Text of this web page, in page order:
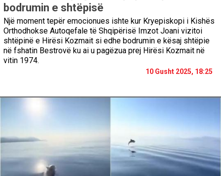
bodrumin e shtëpisë
Një moment tepër emocionues ishte kur Kryepiskopi i Kishës
Orthodhokse Autoqefale të Shqipërisë Imzot Joani vizitoi
shtëpinë e Hirësi Kozmait si edhe bodrumin e kësaj shtëpie
në fshatin Bestrovë ku ai u pagëzua prej Hirësi Kozmait në
vitin 1974.
10 Gusht 2025, 18:25